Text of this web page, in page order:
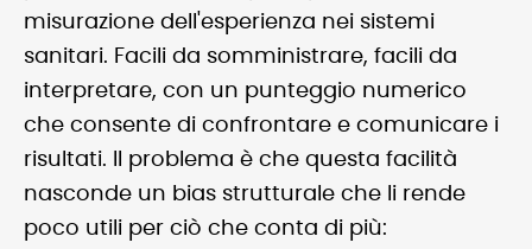
misurazione dell'esperienza nei sistemi
sanitari. Facili da somministrare, facili da
interpretare, con un punteggio numerico
che consente di confrontare e comunicare i
risultati. Il problema è che questa facilità
nasconde un bias strutturale che li rende
poco utili per ciò che conta di più: